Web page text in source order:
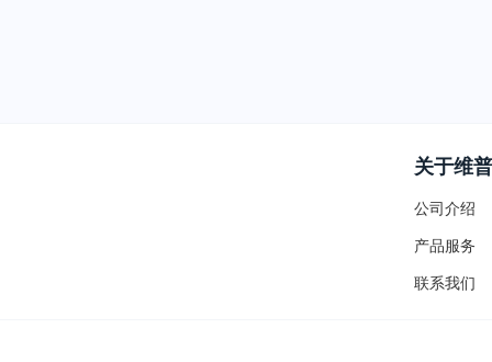
关于维普
公司介绍
产品服务
联系我们